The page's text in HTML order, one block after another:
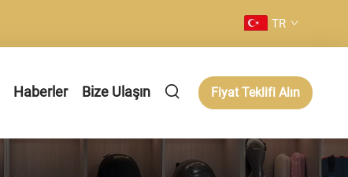
TR
Haberler Bize Ulaşın Fiyat Teklifi Alın